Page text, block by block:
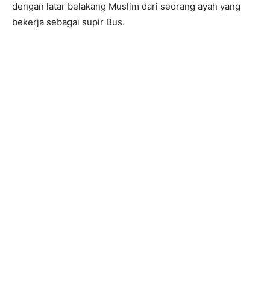
dengan latar belakang Muslim dari seorang ayah yang
bekerja sebagai supir Bus.